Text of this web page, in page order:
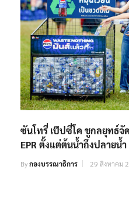
ซันโทรี่ เป๊ปซี่โค ชูกลยุทธ์
EPR ตั้งแต่ต้นน้ำถึงปลายน้ำ
Byกองบรรณาธิการ 29 สิงหาคม